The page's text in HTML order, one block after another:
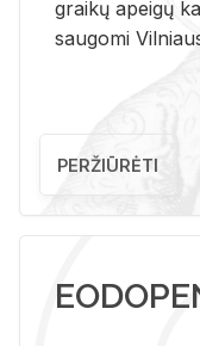
graikų apeigų
saugomi
PERŽIŪRĖTI